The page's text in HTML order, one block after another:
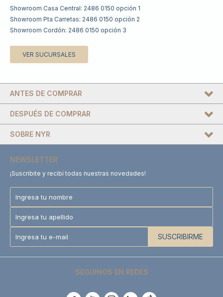
Showroom Casa Central: 2486 0150 opción 1
Showroom Pta Carretas: 2486 0150 opción 2
Showroom Cordón: 2486 0150 opción 3
VER SUCURSALES
DESPUÉS DE COMPRAR
SOBRE NYR
ANTES DE COMPRAR
NEWSLETTER
¡Suscribite y recibí todas nuestras novedades!
SUSCRIBIRME
SEGUINOS EN REDES